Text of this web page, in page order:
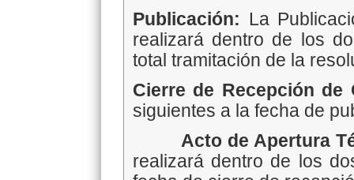
Publicación: La
realizará dentro de los
total tramitación de la
Cierre de Recepción de
siguientes a la fecha de
Acto de Apertura
realizará dentro de los